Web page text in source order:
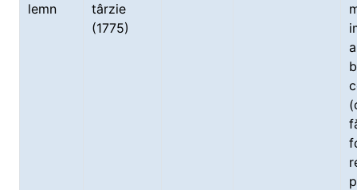
lemn
târzie
(1775)